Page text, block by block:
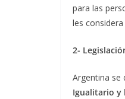
para las
les
2-
Argentina se
Igualitario y